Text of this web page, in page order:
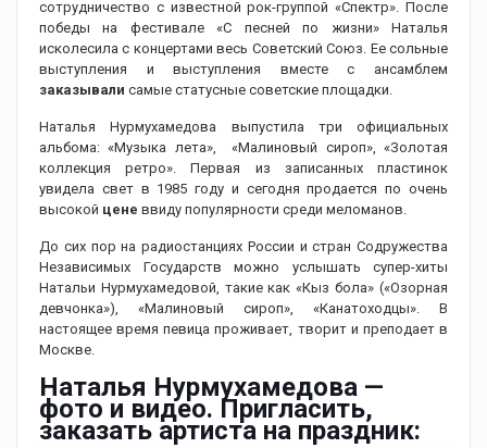
сотрудничество с известной рок-группой «Спектр». После
победы на фестивале «С песней по жизни» Наталья
исколесила с концертами весь Советский Союз. Ее сольные
выступления и выступления вместе с ансамблем
заказывали самые статусные советские площадки.
Наталья Нурмухамедова выпустила три официальных
альбома: «Музыка лета», «Малиновый сироп», «Золотая
коллекция ретро». Первая из записанных пластинок
увидела свет в 1985 году и сегодня продается по очень
высокой цене ввиду популярности среди меломанов.
До сих пор на радиостанциях России и стран Содружества
Независимых Государств можно услышать супер-хиты
Натальи Нурмухамедовой, такие как «Кыз бола» («Озорная
девчонка»), «Малиновый сироп», «Канатоходцы». В
настоящее время певица проживает, творит и преподает в
Москве.
Наталья Нурмухамедова —
фото и видео. Пригласить,
заказать артиста на праздник: